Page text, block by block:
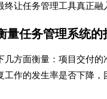
终让任务管理工具真正融
量任务管理系统的
几方面衡量：项目交付的
工作的发生率是否下降，